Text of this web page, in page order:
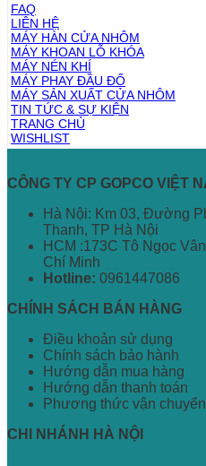
FAQ
LIÊN HỆ
MÁY HÀN CỬA NHÔM
MÁY KHOAN LỖ KHÓA
MÁY NÉN KHÍ
MÁY PHAY ĐẦU ĐỐ
MÁY SẢN XUẤT CỬA NHÔM
TIN TỨC & SỰ KIỆN
TRANG CHỦ
WISHLIST
CÔNG TY CP GOPCO VIỆT
Hà Nội: Km 03, Đường
Thanh, TP Hà Nội
HCM :173C Tô Ngọc
Chí Minh
Hotline: 0961447086
CHÍNH SÁCH BÁN HÀNG
Điều khoản sử dụng
Chính sách bảo hành
Hướng dẫn mua hàng
Hướng dẫn thanh toán
Phương thức vận chuyển
CHI NHÁNH HÀ NỘI